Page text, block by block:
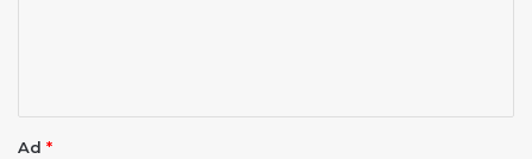
Ad *